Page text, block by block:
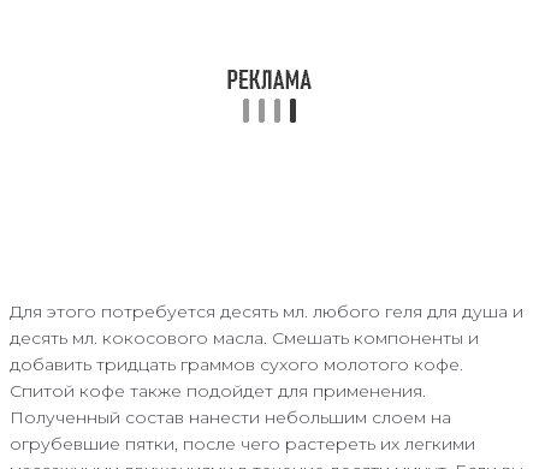
Для этого потребуется десять мл. любого геля для душа и
десять мл. кокосового масла. Смешать компоненты и
добавить тридцать граммов сухого молотого кофе.
Спитой кофе также подойдет для применения.
Полученный состав нанести небольшим слоем на
огрубевшие пятки, после чего растереть их легкими